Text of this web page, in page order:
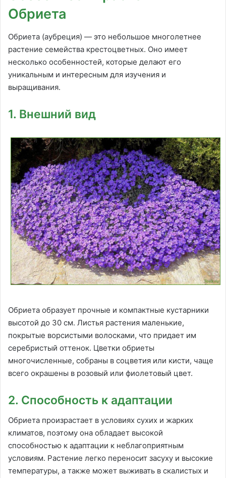
Обриета
Обриета (аубреция) — это небольшое многолетнее
растение семейства крестоцветных. Оно имеет
несколько особенностей, которые делают его
уникальным и интересным для изучения и
выращивания.
1. Внешний вид
Обриета образует прочные и компактные кустарники
высотой до 30 см. Листья растения маленькие,
покрытые ворсистыми волосками, что придает им
серебристый оттенок. Цветки обриеты
многочисленные, собраны в соцветия или кисти, чаще
всего окрашены в розовый или фиолетовый цвет.
2. Способность к адаптации
Обриета произрастает в условиях сухих и жарких
климатов, поэтому она обладает высокой
способностью к адаптации к неблагоприятным
условиям. Растение легко переносит засуху и высокие
температуры, а также может выживать в скалистых и